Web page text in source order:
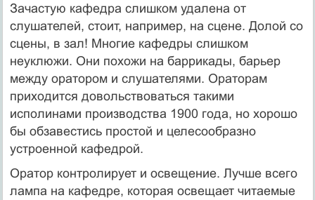
Зачастую кафедра слишком удалена от
слушателей, стоит, например, на сцене. Долой со
сцены, в зал! Мно­гие кафедры слишком
неуклюжи. Они похожи на барри­кады, барьер
между оратором и слушателями. Ораторам
приходится довольствоваться такими
исполинами про­изводства 1900 года, но хорошо
бы обзавестись простой и целесообразно
устроенной кафедрой.
Оратор контролирует и освещение. Лучше все­го
лампа на кафедре, которая освещает читаемые